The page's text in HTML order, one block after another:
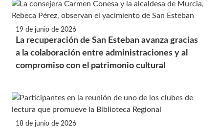
19 de junio de 2026
La recuperación de San Esteban avanza gracias
a la colaboración entre administraciones y al
compromiso con el patrimonio cultural
18 de junio de 2026